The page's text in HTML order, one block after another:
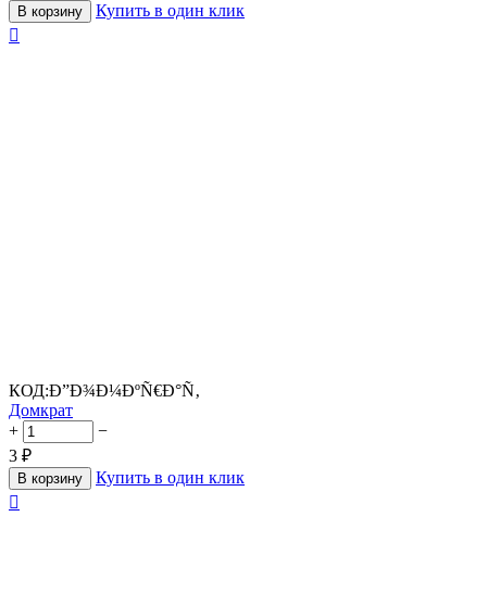
В корзину
Купить в один клик

КОД:Ð”Ð¾Ð¼ÐºÑ€Ð°Ñ‚
Домкрат
+
−
3 ₽
В корзину
Купить в один клик
